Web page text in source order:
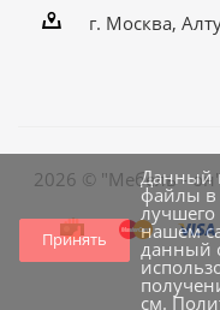
г. Москва,
2026 © "Мебель -
Принять
Данный
файлы в
лучшего
нашем
данный
см.